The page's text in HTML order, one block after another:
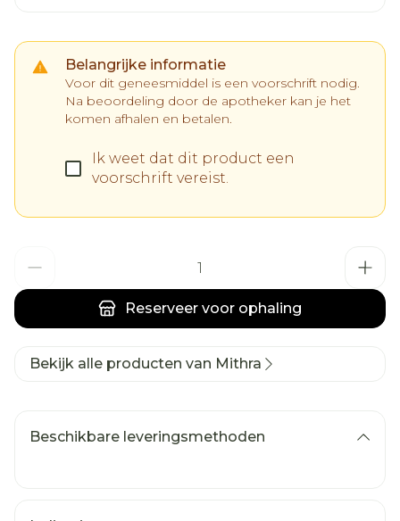
Belangrijke informatie
Voor dit geneesmiddel is een voorschrift nodig.
Na beoordeling door de apotheker kan je het
komen afhalen en betalen.
Ik weet dat dit product een
voorschrift vereist.
Reserveer voor ophaling
Bekijk alle producten van Mithra
Beschikbare leveringsmethoden